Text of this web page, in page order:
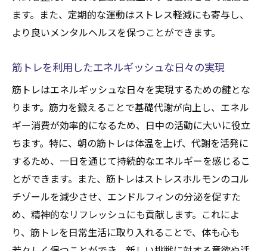
ます。また、定期的な運動はストレス軽減にも寄与し、
より良いメンタルヘルスを保つことができます。
筋トレを利用したエネルギッシュな日々の実現
筋トレはエネルギッシュな日々を実現するための鍵とな
ります。筋力を鍛えることで基礎代謝が向上し、エネル
ギー消費が効率的になるため、日中の活動に大いに役立
ちます。特に、朝の筋トレは体温を上げ、代謝を活発に
するため、一日を通じて持続的なエネルギーを感じるこ
とができます。また、筋トレはストレスホルモンのコル
チゾールを減少させ、エンドルフィンの分泌を促すた
め、精神的なリフレッシュにも貢献します。これによ
り、筋トレを日常生活に取り入れることで、体も心も